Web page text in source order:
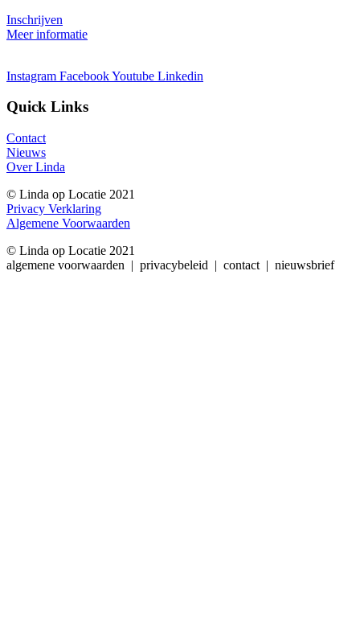
Inschrijven
Meer informatie
Instagram FacebookYoutube Linkedin
Quick Links
Contact
Nieuws
Over Linda
© Linda op Locatie 2021
Privacy Verklaring
Algemene Voorwaarden
© Linda op Locatie 2021
algemene voorwaarden | privacybeleid | contact | nieuwsbrief